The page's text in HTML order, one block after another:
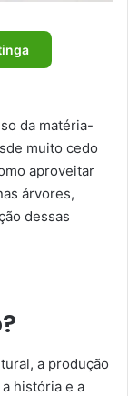
da matéria-
muito cedo
aproveitar
árvores,
dessas
a produção
história e a